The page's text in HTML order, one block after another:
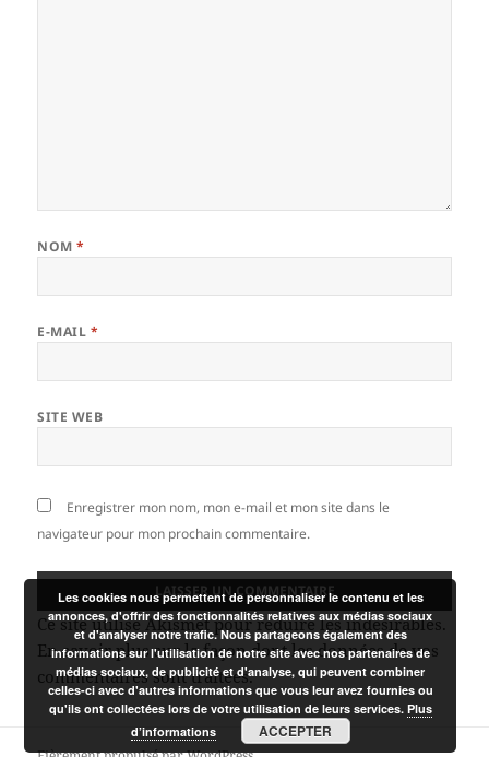
NOM*
E-MAIL *
SITE WEB
Enregistrer mon nom, mon e-mail et mon site dans le
navigateur pour mon prochain commentaire.
Ce site utilise Akismet pour réduire les indésirables.
En savoir plus sur la façon dont les données de vos
commentaires sont traitées.
Les cookies nous permettent de personnaliser le contenu et les
annonces, d'offrir des fonctionnalités relatives aux médias sociaux
et d'analyser notre trafic. Nous partageons également des
informations sur l'utilisation de notre site avec nos partenaires de
médias sociaux, de publicité et d'analyse, qui peuvent combiner
celles-ci avec d'autres informations que vous leur avez fournies ou
qu'ils ont collectées lors de votre utilisation de leurs services. Plus
d’informations
ACCEPTER